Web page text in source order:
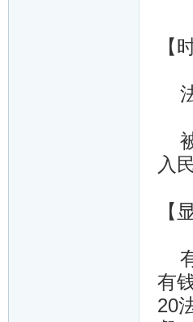
【
法
被
入
【
有
有
20